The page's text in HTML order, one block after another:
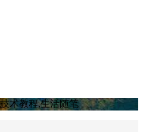
术教程,生活随笔